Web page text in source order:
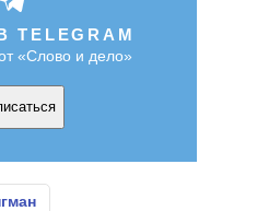
«Слово и дело»